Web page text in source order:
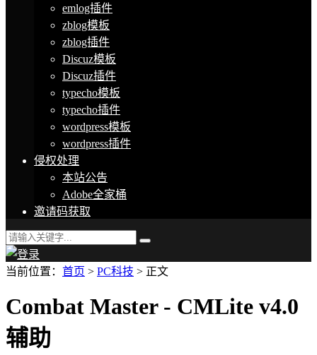
emlog插件
zblog模板
zblog插件
Discuz模板
Discuz插件
typecho模板
typecho插件
wordpress模板
wordpress插件
侵权处理
本站公告
Adobe全家桶
邀请码获取
当前位置： 首页 > PC科技 > 正文
Combat Master - CMLite v4.0
辅助